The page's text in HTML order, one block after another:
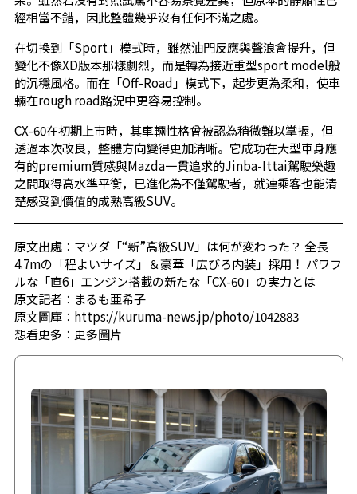
經相當不錯，因此整體幾乎沒有任何不滿之處。
在切換到「Sport」模式時，雖然油門反應與聲浪會提升，但
變化不像XD版本那樣劇烈，而是轉為接近重型sport model般
的沉穩風格。而在「Off-Road」模式下，起步更為柔和，使車
輛在rough road路況中更容易控制。
CX-60在初期上市時，其車輛性格曾被認為稍微難以掌握，但
透過本次改良，整體方向變得更加清晰。它成功在大型車身應
有的premium質感與Mazda一貫追求的Jinba-Ittai駕駛樂趣
之間取得高水準平衡，已進化為不僅駕駛者，就連乘客也能清
楚感受到價值的成熟高級SUV。
原文出處：マツダ「“新”高級SUV」は何が変わった？ 全長
4.7mの「程よいサイズ」＆豪華「広びろ内装」採用！ パワフ
ルな「直6」エンジン搭載の新たな「CX-60」の実力とは
原文記者：まるも亜希子
原文圖庫：https://kuruma-news.jp/photo/1042883
想看更多： 更多圖片